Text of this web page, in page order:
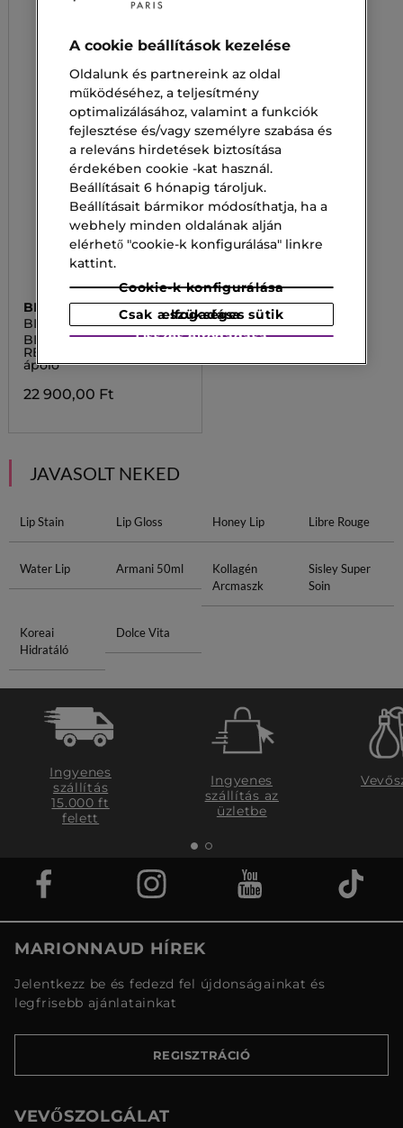
BIOTHERM
BLUE THERAPY
BLUE THERAPY PRO-
RETINOL Szemkörnyék
ápoló
22 900,00 Ft
JAVASOLT NEKED
Lip Stain Lip Gloss Honey Lip Libre Rouge
Water Lip Armani 50ml
Kollagén
Arcmaszk
Sisley Super
Soin
Koreai
Hidratáló
Dolce Vita
Ingyenes
szállítás
15.000 ft
felett
Ingyenes
szállítás az
üzletbe
MARIONNAUD HÍREK
Jelentkezz be és fedezd fel újdonságainkat és
legfrisebb ajánlatainkat
REGISZTRÁCIÓ
VEVŐSZOLGÁLAT
A cookie beállítások kezelése
Oldalunk és partnereink az oldal
működéséhez, a teljesítmény
optimalizálásához, valamint a funkciók
fejlesztése és/vagy személyre szabása és
a releváns hirdetések biztosítása
érdekében cookie -kat használ.
Beállításait 6 hónapig tároljuk.
Beállításait bármikor módosíthatja, ha a
webhely minden oldalának alján
elérhető "cookie-k konfigurálása" linkre
kattint.
Cookie-k konfigurálása
Csak a szükséges sütik elfogadása
Összes elfogadása